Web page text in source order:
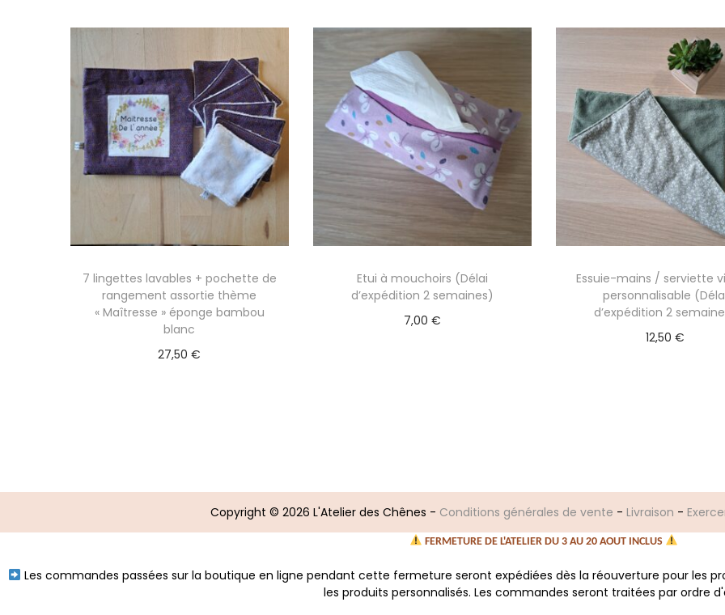
7 lingettes lavables + pochette de
rangement assortie thème
« Maîtresse » éponge bambou
blanc
27,50€
Etui à mouchoirs (Délai
d’expédition 2 semaines)
7,00 €
Essuie-mains / serviette
personnalisable
d’expédition 2
12,50 €
Copyright © 2026 L'Atelier des Chênes - Conditions générales de vente - Livraison -
FERMETURE DE L'ATELIER DU 3 AU 20 AOUT INCLUS
Les commandes passées sur la boutique en ligne pendant cette fermeture seront expédiées dès la réouverture pour les
les produits personnalisés. Les commandes seront traitées par ordre